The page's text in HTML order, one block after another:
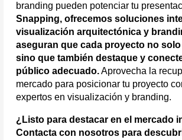
branding pueden potenciar tu
Snapping, ofrecemos soluciones
visualización arquitectónica y
aseguran que cada proyecto no
sino que también destaque y
público adecuado. Aprovecha la
mercado para posicionar tu proyecto
expertos en visualización y branding.
¿Listo para destacar en el mercado
Contacta con nosotros para